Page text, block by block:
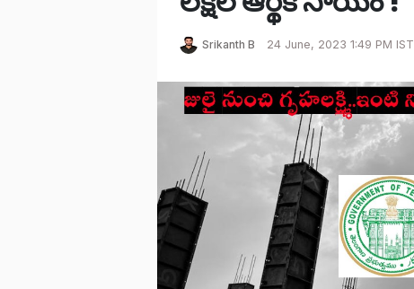
Srikanth B 24 June, 2023 1:49 PM IST